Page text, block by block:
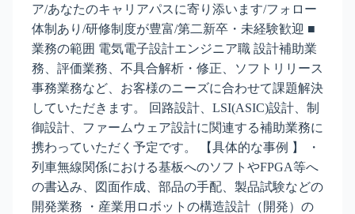
ア/あなたのキャリアパスに寄り添います/フォロー
体制あり/研修制度が豊富/第二新卒・未経験歓迎 ■
業務の範囲 電気電子設計エンジニア職 設計補助業
務、評価業務、不具合解析・修正、ソフトリリース
事務業務など、お客様のニーズに合わせて課題解決
していただきます。 回路設計、LSI(ASIC)設計、制
御設計、ファームウェア設計に関連する補助業務に
携わっていただく予定です。 【具体的な事例 】 ・
列車無線関係における基板へのソフトやFPGA等へ
の書込み、図面作成、部品の手配、製品試験などの
開発業務 ・産業用ロボットの構造設計（開発）の